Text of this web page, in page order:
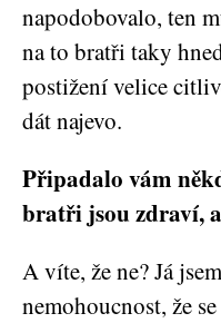
napodobovalo, ten
na to bratři taky
postižení velice
dát najevo.
Připadalo vám
bratři jsou zdraví,
A víte, že ne? Já
nemohoucnost, že